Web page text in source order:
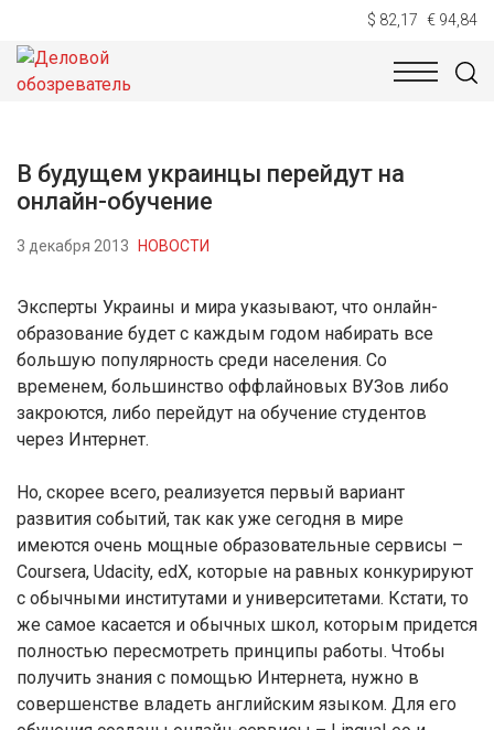
$ 82,17 € 94,84
НОВОСТИ
В будущем украинцы перейдут на
онлайн-обучение
3 декабря 2013 НОВОСТИ
Эксперты Украины и мира указывают, что онлайн-
образование будет с каждым годом набирать все
большую популярность среди населения. Со
временем, большинство оффлайновых ВУЗов либо
закроются, либо перейдут на обучение студентов
через Интернет.
Но, скорее всего, реализуется первый вариант
развития событий, так как уже сегодня в мире
имеются очень мощные образовательные сервисы –
Coursera, Udacity, edX, которые на равных конкурируют
с обычными институтами и университетами. Кстати, то
же самое касается и обычных школ, которым придется
полностью пересмотреть принципы работы. Чтобы
получить знания с помощью Интернета, нужно в
совершенстве владеть английским языком. Для его